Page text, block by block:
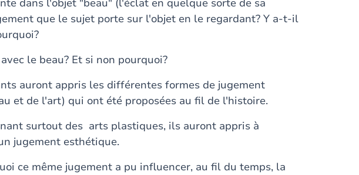
dans l'objet "beau" (l'éclat en quelque sorte de sa
que le sujet porte sur l'objet en le regardant? Y a-t-il
le beau? Et si non pourquoi?
auront appris les différentes formes de jugement
et de l'art) qui ont été proposées au fil de l'histoire.
surtout des arts plastiques, ils auront appris à
jugement esthétique.
ce même jugement a pu influencer, au fil du temps, la